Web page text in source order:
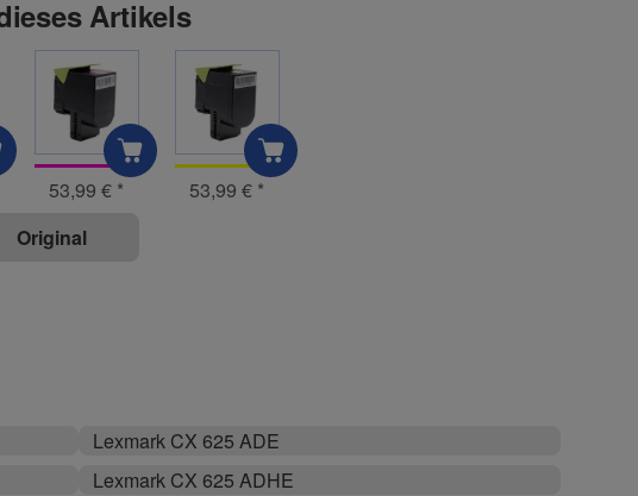
Artikels
53,99 € * 53,99 € *
Original
Lexmark CX 625 ADE
Lexmark CX 625 ADHE